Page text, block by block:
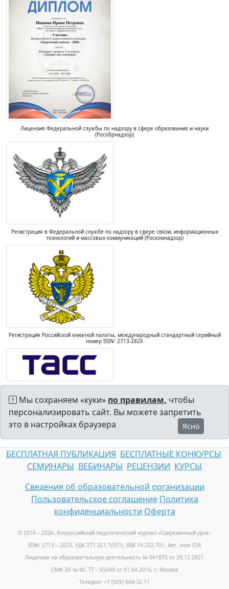
Лицензия Федеральной службы по надзору в сфере образования и науки
(Рособрнадзор)
Регистрация в Федеральной службе по надзору в сфере связи, информационных
технологий и массовых коммуникаций (Роскомнадзор)
Регистрация Российской книжной палаты, международный стандартный серийный
номер ISSN: 2713-282X
Мы сохраняем «куки» по правилам, чтобы
персонализировать сайт. Вы можете запретить
это в настройках браузера
Ясно
БЕСПЛАТНАЯ ПУБЛИКАЦИЯ БЕСПЛАТНЫЕ КОНКУРСЫ
СЕМИНАРЫ ВЕБИНАРЫ РЕЦЕНЗИИ КУРСЫ
Сведения об образовательной организации
Пользовательское соглашение Политика
конфиденциальности Оферта
© 2010 – 2026, Всероссийский педагогический журнал «Современный урок»
ISSN: 2713 – 282X, УДК 371.321.1(051), ББК 74.202.701, Авт. знак С56
Лицензия на образовательную деятельность № 041875 от 29.12.2021
СМИ ЭЛ № ФС 77 – 65249 от 01.04.2016, г. Москва
Телефон: +7 (925) 664-32-11